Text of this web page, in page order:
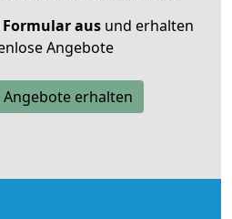
ausund erhalten
Angebote
Angebote erhalten